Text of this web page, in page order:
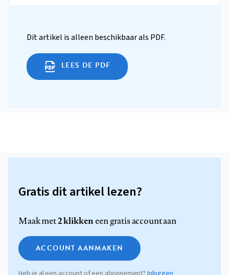
Dit artikel is alleen beschikbaar als PDF.
LEES DE PDF
Gratis dit artikel lezen?
Maak met2 klikkeneen gratis account aan
ACCOUNT AANMAKEN